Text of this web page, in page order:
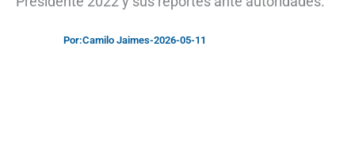
Por:Camilo Jaimes-2026-05-11